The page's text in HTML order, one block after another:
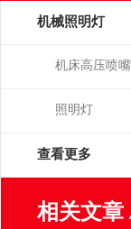
机械照明灯
机床高压喷嘴
照明灯
查看更多
相关文章